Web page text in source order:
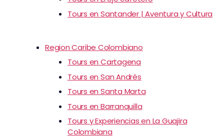
Tours en Santander | Aventura y Cultura
Region Caribe Colombiano
Tours en Cartagena
Tours en San Andrés
Tours en Santa Marta
Tours en Barranquilla
Tours y Experiencias en La Guajira
Colombiana